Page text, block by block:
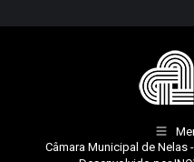
Câmara Municipal de Nelas